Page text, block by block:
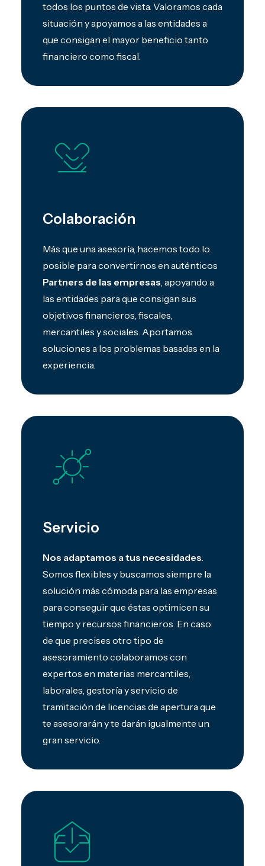
todos los puntos de vista. Valoramos cada
situación y apoyamos a las entidades a
que consigan el mayor beneficio tanto
financiero como fiscal.
Colaboración
Más que una asesoría, hacemos todo lo
posible para convertirnos en auténticos
Partners de las empresas, apoyando a
las entidades para que consigan sus
objetivos financieros, fiscales,
mercantiles y sociales. Aportamos
soluciones a los problemas basadas en la
experiencia.
Servicio
Nos adaptamos a tus necesidades.
Somos flexibles y buscamos siempre la
solución más cómoda para las empresas
para conseguir que éstas optimicen su
tiempo y recursos financieros. En caso
de que precises otro tipo de
asesoramiento colaboramos con
expertos en materias mercantiles,
laborales, gestoría y servicio de
tramitación de licencias de apertura que
te asesorarán y te darán igualmente un
gran servicio.